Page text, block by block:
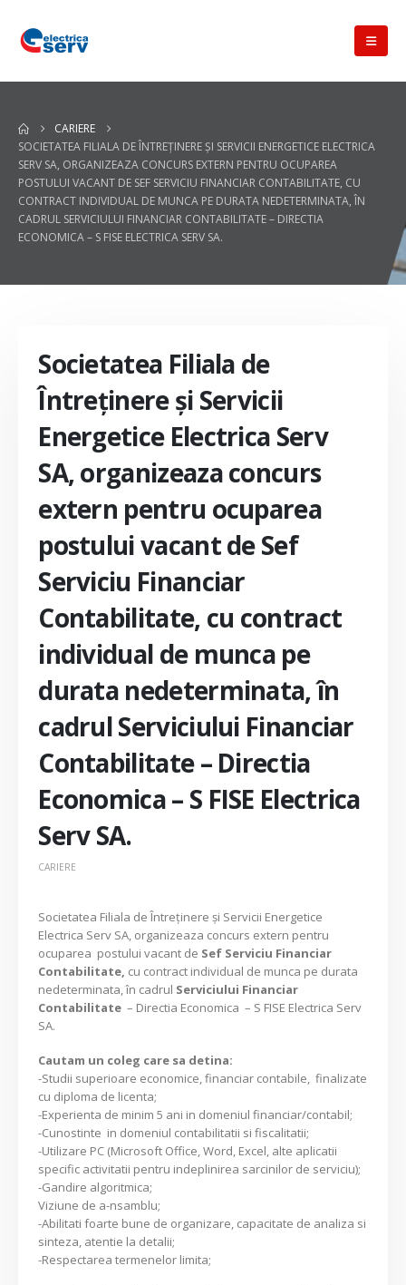
CARIERE
SOCIETATEA FILIALA DE ÎNTREŢINERE ŞI SERVICII ENERGETICE ELECTRICA
SERV SA, ORGANIZEAZA CONCURS EXTERN PENTRU OCUPAREA
POSTULUI VACANT DE SEF SERVICIU FINANCIAR CONTABILITATE, CU
CONTRACT INDIVIDUAL DE MUNCA PE DURATA NEDETERMINATA, ÎN
CADRUL SERVICIULUI FINANCIAR CONTABILITATE – DIRECTIA
ECONOMICA – S FISE ELECTRICA SERV SA.
Societatea Filiala de
Întreţinere şi Servicii
Energetice Electrica Serv
SA, organizeaza concurs
extern pentru ocuparea
postului vacant de Sef
Serviciu Financiar
Contabilitate, cu contract
individual de munca pe
durata nedeterminata, în
cadrul Serviciului Financiar
Contabilitate – Directia
Economica – S FISE Electrica
Serv SA.
CARIERE
Societatea Filiala de Întreţinere şi Servicii Energetice
Electrica Serv SA, organizeaza concurs extern pentru
ocuparea postului vacant de Sef Serviciu Financiar
Contabilitate, cu contract individual de munca pe durata
nedeterminata, în cadrul Serviciului Financiar
Contabilitate – Directia Economica – S FISE Electrica Serv
SA.
Cautam un coleg care sa detina:
-Studii superioare economice, financiar contabile, finalizate
cu diploma de licenta;
-Experienta de minim 5 ani in domeniul financiar/contabil;
-Cunostinte in domeniul contabilitatii si fiscalitatii;
-Utilizare PC (Microsoft Office, Word, Excel, alte aplicatii
specific activitatii pentru indeplinirea sarcinilor de serviciu);
-Gandire algoritmica;
Viziune de a-nsamblu;
-Abilitati foarte bune de organizare, capacitate de analiza si
sinteza, atentie la detalii;
-Respectarea termenelor limita;